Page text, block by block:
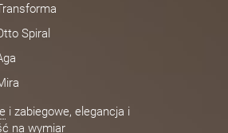
Spiral
i zabiegowe, elegancja i
na wymiar